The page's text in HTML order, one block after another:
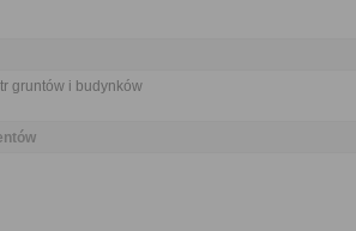
gruntów i budynków